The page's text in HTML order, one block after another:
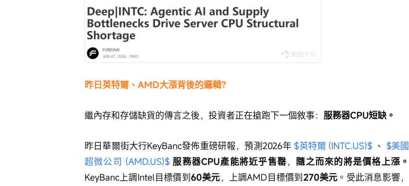
昨日英特爾、AMD大漲背後的邏輯？
繼內存和存儲缺貨的傳言之後，投資者正在搶跑下一個敘事： 服務器CPU短缺。
昨日華爾街大行KeyBanc發佈重磅研報，預測2026年 $英特爾 (INTC.US)$ 、 $美國
超微公司 (AMD.US)$ 服務器CPU產能將近乎售罄， 隨之而來的將是價格上漲。
KeyBanc上調Intel目標價到60美元，上調AMD目標價到270美元 。受此消息影響，